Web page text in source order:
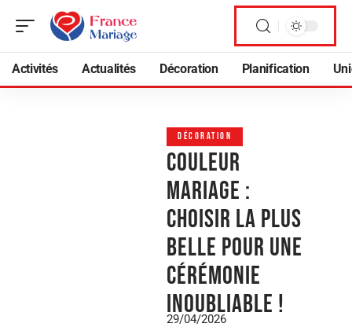
Activités Actualités Décoration Planification
DÉCORATION
Couleur
mariage :
choisir la plus
belle pour une
cérémonie
inoubliable !
29/04/2026